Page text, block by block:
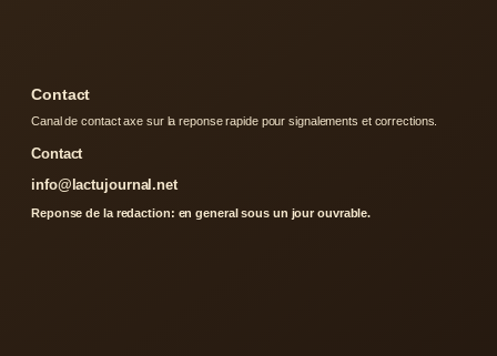
Contact
Canal de contact axe sur la reponse rapide pour signalements et corrections.
Contact
info@lactujournal.net
Reponse de la redaction: en general sous un jour ouvrable.